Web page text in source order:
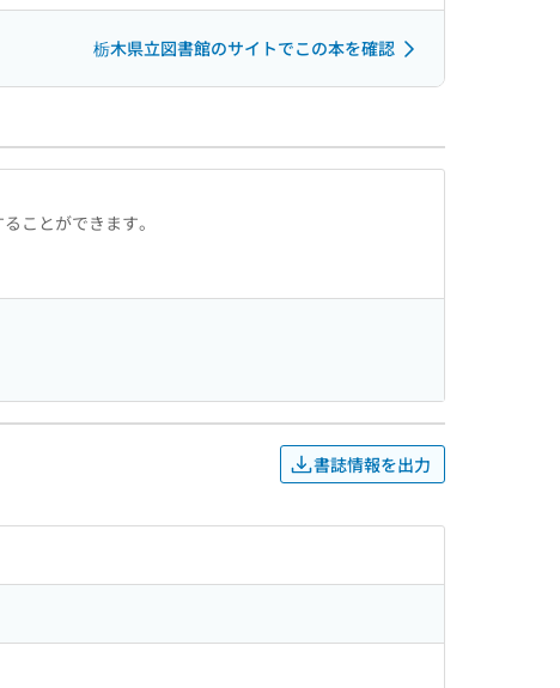
栃木県立図書館のサイトでこの本を確認
ことができます。
書誌情報を出力